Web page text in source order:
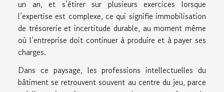
un an, et s’étirer sur plusieurs exercices lorsque
l’expertise est complexe, ce qui signifie immobilisation
de trésorerie et incertitude durable, au moment même
où l’entreprise doit continuer à produire et à payer ses
charges.
Dans ce paysage, les professions intellectuelles du
bâtiment se retrouvent souvent au centre du jeu, parce